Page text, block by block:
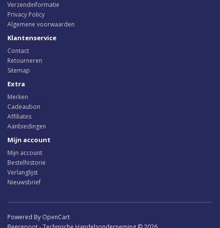
Verzendinformatie
Privacy Policy
Algemene voorwaarden
Klantenservice
Contact
Retourneren
Sitemap
Extra
Merken
Cadeaubon
Affiliates
Aanbiedingen
Mijn account
Mijn account
Bestelhistorie
Verlanglijst
Nieuwsbrief
Powered By OpenCart